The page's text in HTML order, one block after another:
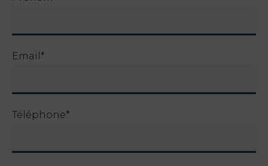
My Natura
Destination
Galerie de
Email*
Téléphone*